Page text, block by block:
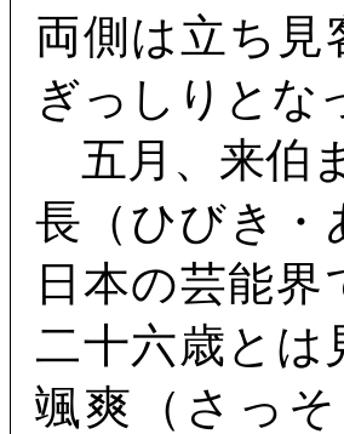
両側は立ち
ぎっしりとな
五月、来伯
長（ひびき
日本の芸能
二十六歳とは
颯爽（さっ